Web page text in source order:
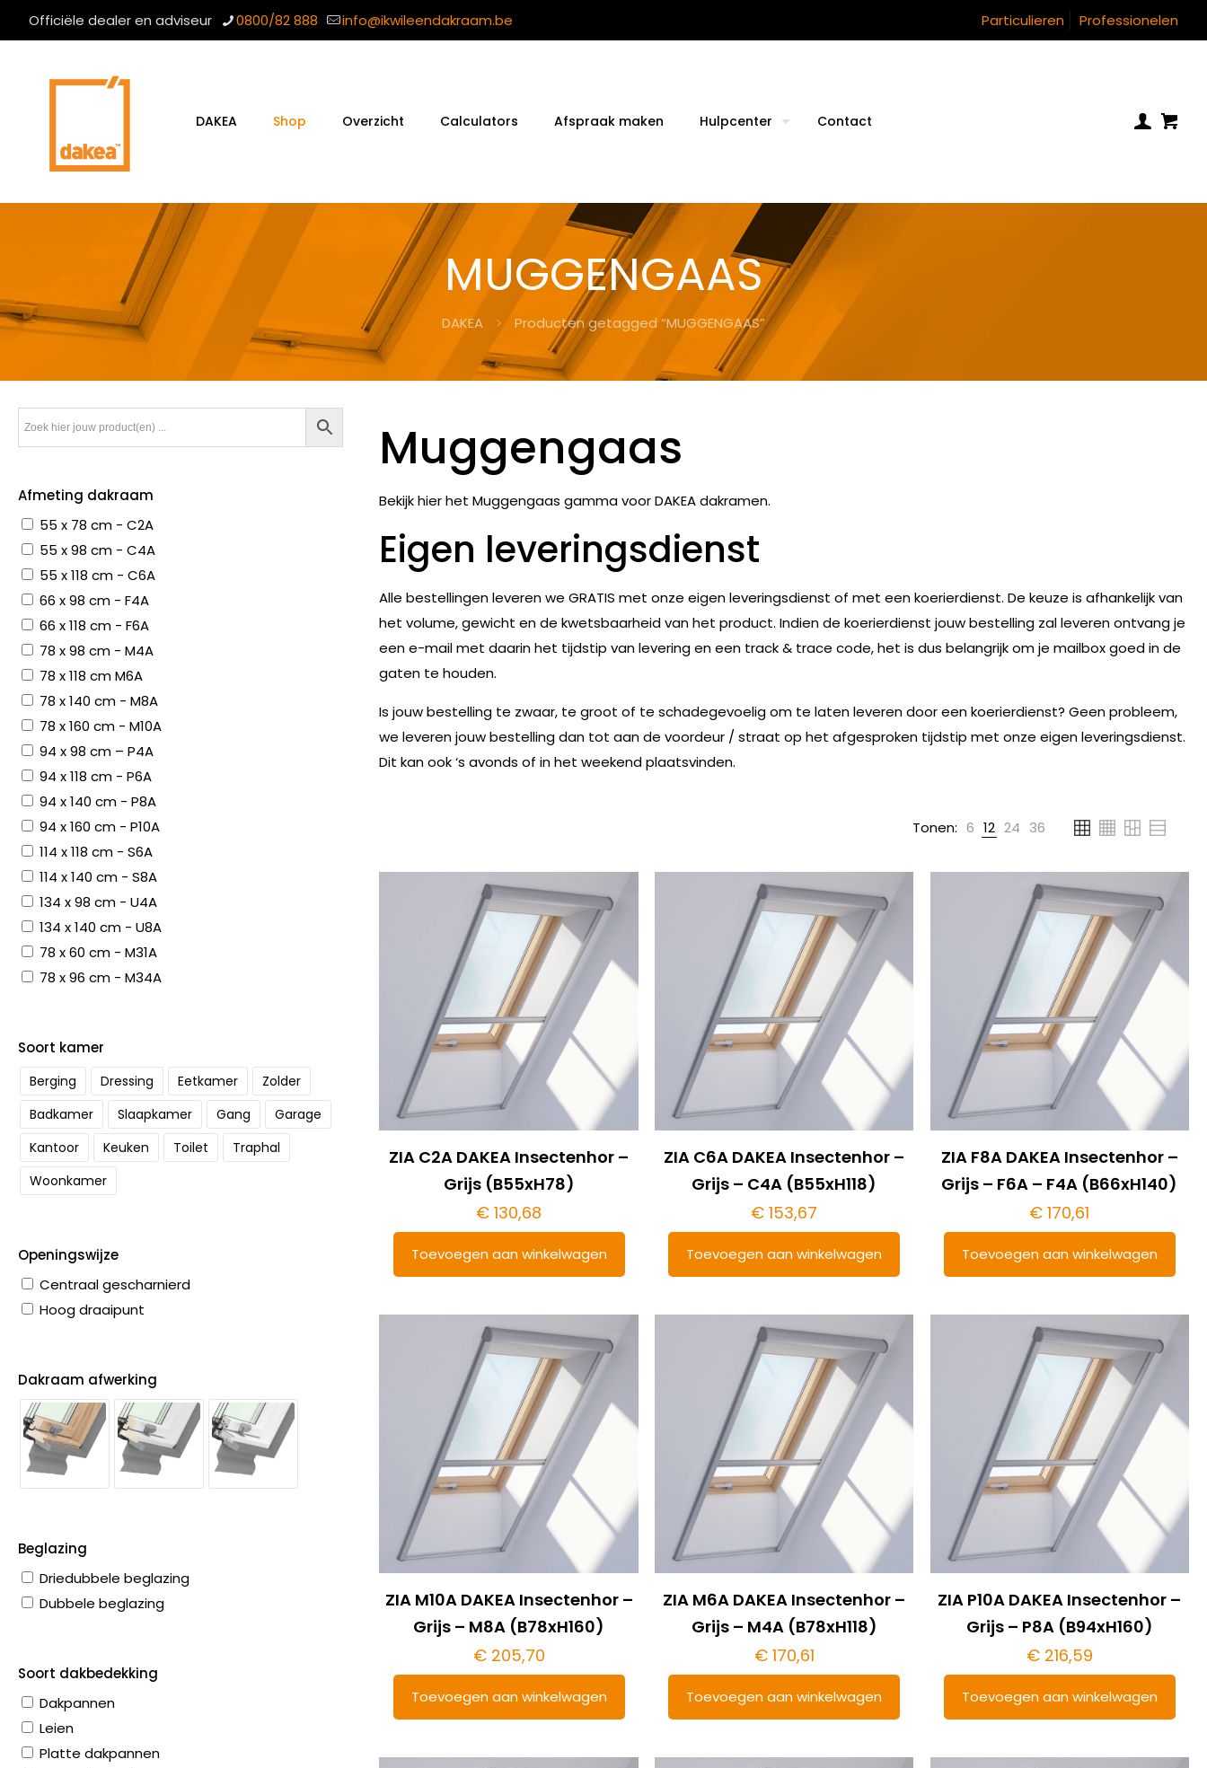
Officiële dealer en adviseur 0800/82 888 info@ikwileendakraam.be Particulieren Professionelen
DAKEA Shop Overzicht Calculators Afspraak maken Hulpcenter Contact
MUGGENGAAS
DAKEA Producten getagged “MUGGENGAAS”
Muggengaas
Bekijk hier het Muggengaas gamma voor DAKEA dakramen.
Eigen leveringsdienst
Alle bestellingen leveren we GRATIS met onze eigen leveringsdienst of met een koerierdienst. De keuze is afhankelijk van
het volume, gewicht en de kwetsbaarheid van het product. Indien de koerierdienst jouw bestelling zal leveren ontvang je
een e-mail met daarin het tijdstip van levering en een track & trace code, het is dus belangrijk om je mailbox goed in de
gaten te houden.
Is jouw bestelling te zwaar, te groot of te schadegevoelig om te laten leveren door een koerierdienst? Geen probleem,
we leveren jouw bestelling dan tot aan de voordeur / straat op het afgesproken tijdstip met onze eigen leveringsdienst.
Dit kan ook ‘s avonds of in het weekend plaatsvinden.
Tonen: 6 12 24 36
ZIA C2A DAKEA Insectenhor –
Grijs (B55xH78)
€ 130,68
Toevoegen aan winkelwagen
ZIA C6A DAKEA Insectenhor –
Grijs – C4A (B55xH118)
€ 153,67
Toevoegen aan winkelwagen
ZIA F8A DAKEA Insectenhor –
Grijs – F6A – F4A (B66xH140)
€ 170,61
Toevoegen aan winkelwagen
ZIA M10A DAKEA Insectenhor –
Grijs – M8A (B78xH160)
€205,70
Toevoegen aan winkelwagen
ZIA M6A DAKEA Insectenhor –
Grijs – M4A (B78xH118)
€170,61
Toevoegen aan winkelwagen
ZIA P10A DAKEA Insectenhor –
Grijs – P8A (B94xH160)
€216,59
Toevoegen aan winkelwagen
Afmeting dakraam
55 x 78 cm - C2A
55 x 98 cm - C4A
55 x 118 cm - C6A
66 x 98 cm - F4A
66 x 118 cm - F6A
78 x 98 cm - M4A
78 x 118 cm M6A
78 x 140 cm - M8A
78 x 160 cm - M10A
94 x 98 cm – P4A
94 x 118 cm - P6A
94 x 140 cm - P8A
94 x 160 cm - P10A
114 x 118 cm - S6A
114 x 140 cm - S8A
134 x 98 cm - U4A
134 x 140 cm - U8A
78 x 60 cm - M31A
78 x 96 cm - M34A
Soort kamer
Berging Dressing Eetkamer
Zolder
Badkamer
Slaapkamer Gang
Garage
Kantoor
Keuken Toilet
Traphal
Woonkamer
Openingswijze
Centraal gescharnierd
Hoog draaipunt
Dakraam afwerking
Beglazing
Driedubbele beglazing
Dubbele beglazing
Soort dakbedekking
Dakpannen
Leien
Platte dakpannen